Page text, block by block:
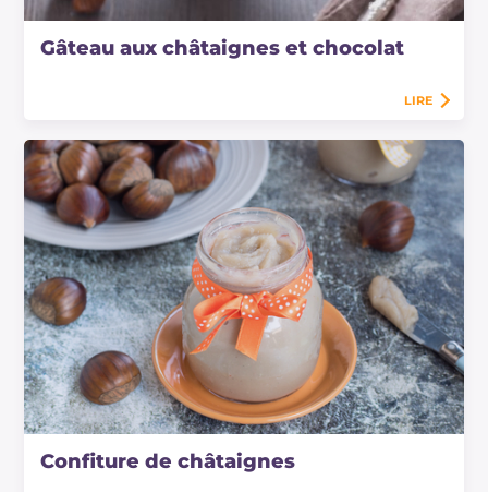
Gâteau aux châtaignes et chocolat
LIRE
Confiture de châtaignes